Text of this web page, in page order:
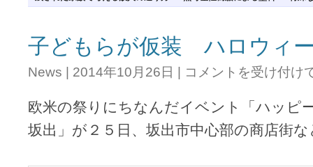
子どもらが仮装 ハロウィ
News | 2014年10月26日 | 子
ら
が
仮
ハ
コメントを受け付け
欧米の祭りにちなんだイベント「ハッピ
坂出」が２５日、坂出市中心部の商店街